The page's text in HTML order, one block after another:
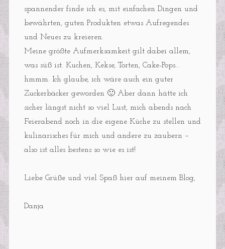
spannender finde ich es, mit einfachen Dingen und
bewährten, guten Produkten etwas Aufregendes
und Neues zu kreieren.
Meine größte Aufmerksamkeit gilt dabei allem,
was süß ist. Kuchen, Kekse, Torten, Cake-Pops…
hmmm. Ich glaube, ich wäre auch ein guter
Zuckerbäcker geworden 🙂 Aber dann hätte ich
sicher längst nicht so viel Lust, mich abends nach
Feierabend noch in die eigene Küche zu stellen und
kulinarisches für mich und andere zu zaubern –
also ist alles bestens so wie es ist!
Liebe Grüße und viel Spaß hier auf meinem Blog,
Danja